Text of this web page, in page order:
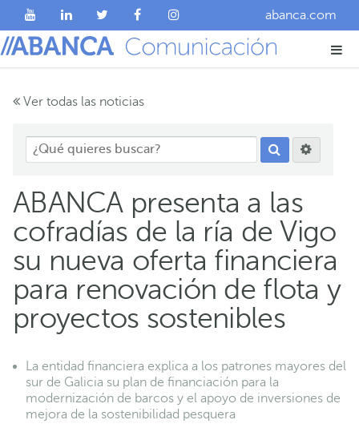
abanca.com
Ver todas las noticias
ABANCA presenta a las
cofradías de la ría de Vigo
su nueva oferta financiera
para renovación de flota y
proyectos sostenibles
La entidad financiera explica a los patrones mayores del
sur de Galicia su plan de financiación para la
modernización de barcos y el apoyo de inversiones de
mejora de la sostenibilidad pesquera